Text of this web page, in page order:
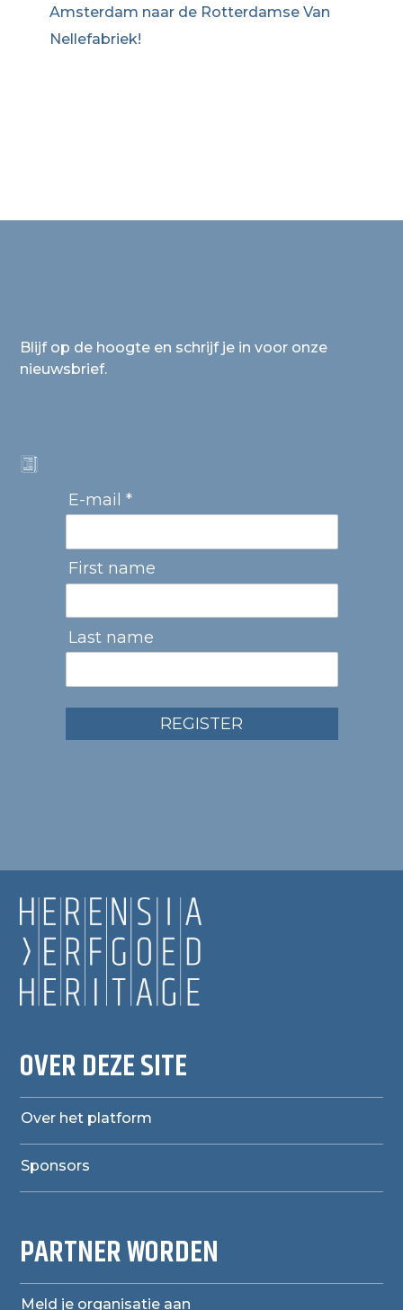
Amsterdam naar de Rotterdamse Van
Nellefabriek!
Blijf op de hoogte en schrijf je in voor onze
nieuwsbrief.
E-mail *
First name
Last name
REGISTER
OVER DEZE SITE
Over het platform
Sponsors
PARTNER WORDEN
Meld je organisatie aan